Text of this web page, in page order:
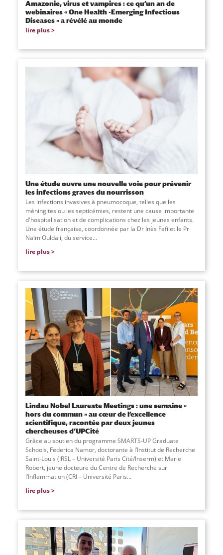
Amazonie, virus et vampires : ce qu’un an de
webinaires « One Health -Emerging Infectious
Diseases » a révélé au monde
lire plus
Une étude ouvre une nouvelle voie pour prévenir
les infections graves du nourrisson
Les infections invasives à pneumocoque, telles que les
méningites ou les septicémies, restent une cause importante
d'hospitalisation et de complications chez les jeunes enfants.
Une étude française, coordonnée par la Dr Inès Fafi et le Pr
Naïm Ouldali, du service...
lire plus
Lindau Nobel Laureate Meetings : une semaine «
hors du commun » au cœur de l’excellence
scientifique, racontée par deux jeunes
chercheuses d’UPCité
Grâce au soutien du programme SMARTS-UP Graduate
Schools, Federica Namor, doctorante à l’Institut de Recherche
Saint-Louis (IRSL – Université Paris Cité/Inserm) et Marie
Robert, jeune docteure du Centre de Recherche sur
l’Inflammation (CRI – Université Paris...
lire plus